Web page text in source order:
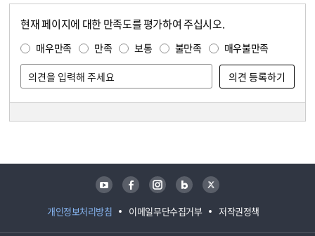
현재 페이지에 대한 만족도를 평가하여 주십시오.
매우만족 만족 보통 불만족 매우불만족
개인정보처리방침 이메일무단수집거부 저작권정책
유튜브 페이스북 인스타그램 블로그 트위터